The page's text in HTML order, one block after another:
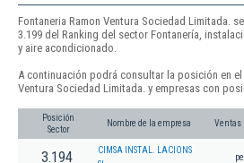
Fontaneria Ramon Ventura Sociedad Limitada.
3.199 del Ranking del sector Fontanería,
y aire acondicionado.
A continuación podrá consultar la posición en el
Ventura Sociedad Limitada. y empresas con
Posición
Sector
Nombre de la empresa Ventas
3.194
CIMSA INSTAL. LACIONS